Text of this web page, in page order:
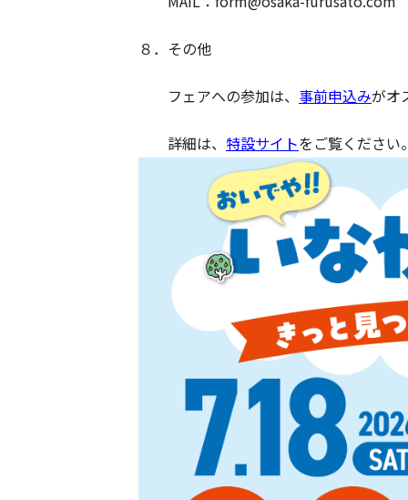
８．その他
フェアへの参加は、 事前申込みがオ
詳細は、 特設サイトをご覧ください